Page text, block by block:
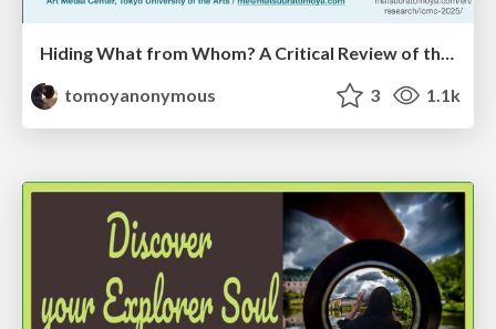
Hiding What from Whom? A Critical Review of the History of Programming languages for Music
tomoyanonymous
3 1.1k